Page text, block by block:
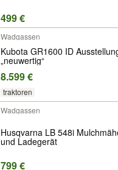
499 €
Wadgassen
Kubota GR1600 ID
„neuwertig“
8.599 €
traktoren
Wadgassen
Husqvarna LB 548i
und Ladegerät
799 €